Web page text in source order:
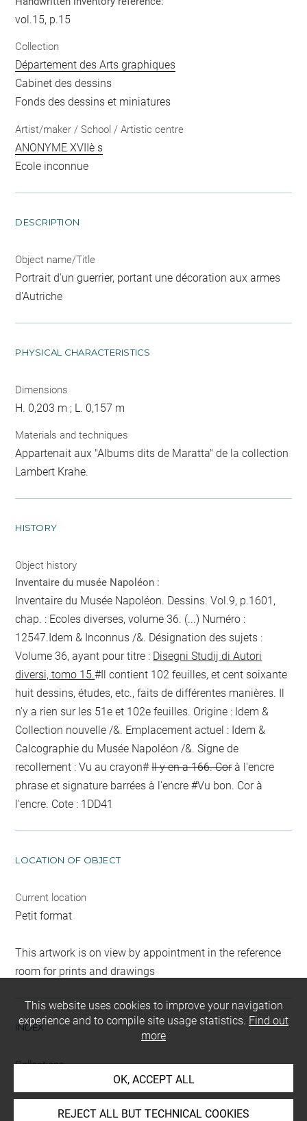
vol.15, p.15
Collection
Département des Arts graphiques
Cabinet des dessins
Fonds des dessins et miniatures
Artist/maker / School / Artistic centre
ANONYME XVIIè s
Ecole inconnue
DESCRIPTION
Object name/Title
Portrait d'un guerrier, portant une décoration aux armes
d'Autriche
PHYSICAL CHARACTERISTICS
Dimensions
H. 0,203 m ; L. 0,157 m
Materials and techniques
Appartenait aux "Albums dits de Maratta" de la collection
Lambert Krahe.
HISTORY
Object history
Inventaire du musée Napoléon :
Inventaire du Musée Napoléon. Dessins. Vol.9, p.1601,
chap. : Ecoles diverses, volume 36. (...) Numéro :
12547.Idem & Inconnus /&. Désignation des sujets :
Volume 36, ayant pour titre : Disegni Studij di Autori
diversi, tomo 15.#Il contient 102 feuilles, et cent soixante
huit dessins, études, etc., faits de différentes manières. Il
n'y a rien sur les 51e et 102e feuilles. Origine : Idem &
Collection nouvelle /&. Emplacement actuel : Idem &
Calcographie du Musée Napoléon /&. Signe de
recollement :Vu au crayon# Il y en a 166. Cor à l'encre
phrase et signature barrées à l'encre #Vu bon. Cor à
l'encre. Cote : 1DD41
LOCATION OF OBJECT
Current location
Petit format
This artwork is on view by appointment in the reference
room for prints and drawings
INDEX
Collections
This website uses cookies to improve your navigation
experience and to compile site usage statistics. Find out
more
OK, ACCEPT ALL
REJECT ALL BUT TECHNICAL COOKIES